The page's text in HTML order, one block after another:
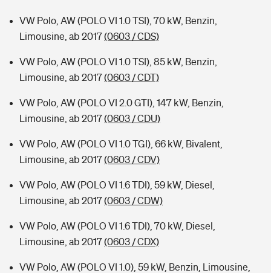
VW Polo, AW (POLO VI 1.0 TSI), 70 kW, Benzin,
Limousine, ab 2017(0603 / CDS)
VW Polo, AW (POLO VI 1.0 TSI), 85 kW, Benzin,
Limousine, ab 2017(0603 / CDT)
VW Polo, AW (POLO VI 2.0 GTI), 147 kW, Benzin,
Limousine, ab 2017(0603 / CDU)
VW Polo, AW (POLO VI 1.0 TGI), 66 kW, Bivalent,
Limousine, ab 2017(0603 / CDV)
VW Polo, AW (POLO VI 1.6 TDI), 59 kW, Diesel,
Limousine, ab 2017(0603 / CDW)
VW Polo, AW (POLO VI 1.6 TDI), 70 kW, Diesel,
Limousine, ab 2017(0603 / CDX)
VW Polo, AW (POLO VI 1.0), 59 kW, Benzin, Limousine,